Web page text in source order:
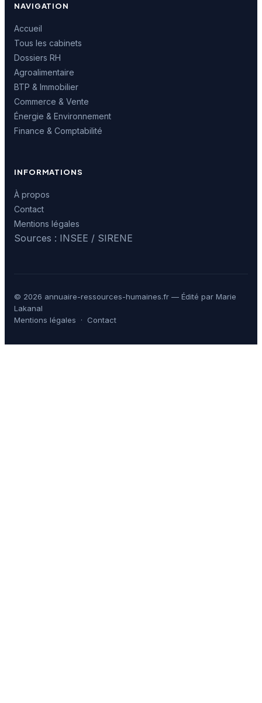
NAVIGATION
Accueil
Tous les cabinets
Dossiers RH
Agroalimentaire
BTP & Immobilier
Commerce & Vente
Énergie & Environnement
Finance & Comptabilité
INFORMATIONS
À propos
Contact
Mentions légales
Sources : INSEE / SIRENE
© 2026 annuaire-ressources-humaines.fr — Édité par Marie
Lakanal
Mentions légales · Contact